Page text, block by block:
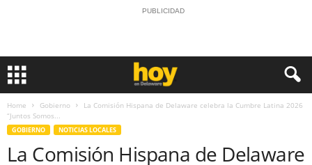
PUBLICIDAD
Home Gobierno
La Comisión Hispana de Delaware celebra la Cumbre Latina 2026
“Juntos Somos...
GOBIERNO NOTICIAS LOCALES
La Comisión Hispana de Delaware